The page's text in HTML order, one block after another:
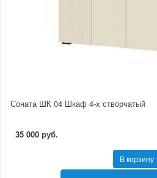
Соната ШК 04 Шкаф 4-х створчатый
35 000 руб.
В корзину